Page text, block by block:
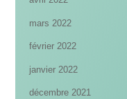
mars 2022
février 2022
janvier 2022
décembre 2021